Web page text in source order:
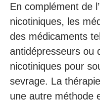
En complément de
nicotiniques, les
des médicaments
antidépresseurs ou
nicotiniques pour
sevrage. La
une autre méthode